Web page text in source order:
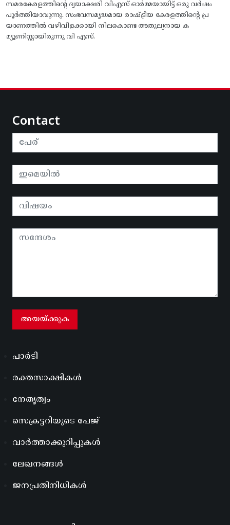
സമരകേരളത്തിൻ്റെ ദ്വയാക്ഷരി വിഎസ് ഓർമ്മയായിട്ട് ഒരു വർഷം
പൂർത്തിയാവുന്നു. സംഭവസമൃദ്ധമായ രാഷ്ട്രീയ കേരളത്തിന്റെ പ്ര
യാണത്തിൽ വഴിവിളക്കായി നിലകൊണ്ട അതുല്യനായ ക
മ്യൂണിസ്റ്റായിരുന്നു വി എസ്.
Contact
പാർടി
രക്തസാക്ഷികൾ
നേതൃത്വം
സെക്രട്ടറിയുടെ പേജ്
വാർത്താക്കുറിപ്പുകൾ
ലേഖനങ്ങൾ
ജനപ്രതിനിധികൾ